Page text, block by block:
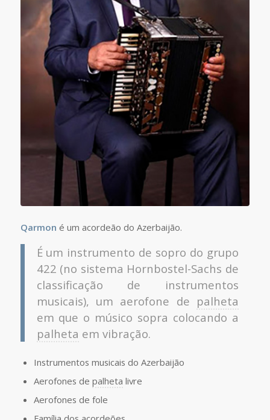
Qarmon é um acordeão do Azerbaijão.
É um instrumento de sopro do grupo
422 (no sistema Hornbostel-Sachs de
classificação de instrumentos
musicais), um aerofone de palheta
em que o músico sopra colocando a
palheta em vibração.
Instrumentos musicais do Azerbaijão
Aerofones de palheta livre
Aerofones de fole